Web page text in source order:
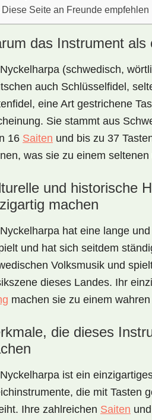
Diese Seite an Freunde empfehlen
das Instrument als
Nyckelharpa (schwedisch,
auch Schlüsselfidel,
eine Art gestrichene
Sie stammt aus
16 Saiten und bis zu 37
was sie zu einem
und historische
machen
hat eine lange
und hat sich seitdem
Volksmusik und
dieses Landes. Ihr
machen sie zu einem
die dieses
ist ein
die mit Tasten
Ihre zahlreichen Saiten